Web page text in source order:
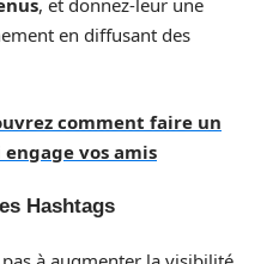
, et donnez-leur une
en diffusant des
comment faire un
vos amis
Hashtags